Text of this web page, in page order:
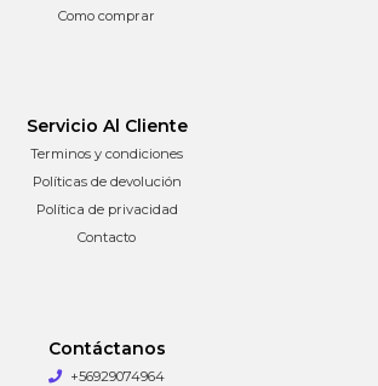
Como comprar
Servicio Al Cliente
Terminos y condiciones
Políticas de devolución
Política de privacidad
Contacto
Contáctanos
+56929074964